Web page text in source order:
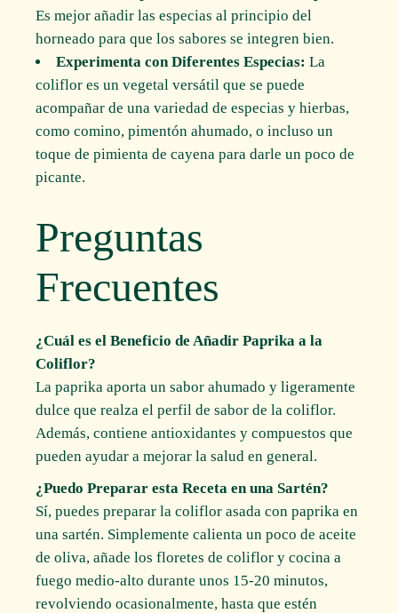
Es mejor añadir las especias al principio del
horneado para que los sabores se integren bien.
Experimenta con Diferentes Especias: La
coliflor es un vegetal versátil que se puede
acompañar de una variedad de especias y hierbas,
como comino, pimentón ahumado, o incluso un
toque de pimienta de cayena para darle un poco de
picante.
Preguntas
Frecuentes
¿Cuál es el Beneficio de Añadir Paprika a la
Coliflor?
La paprika aporta un sabor ahumado y ligeramente
dulce que realza el perfil de sabor de la coliflor.
Además, contiene antioxidantes y compuestos que
pueden ayudar a mejorar la salud en general.
¿Puedo Preparar esta Receta en una Sartén?
Sí, puedes preparar la coliflor asada con paprika en
una sartén. Simplemente calienta un poco de aceite
de oliva, añade los floretes de coliflor y cocina a
fuego medio-alto durante unos 15-20 minutos,
revolviendo ocasionalmente, hasta que estén